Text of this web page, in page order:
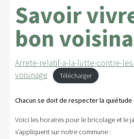
Savoir
bon
Arrete-relatif-a-la-lutte-contre-
voisinage
Télécharger
Chacun se doit de respecter la quiétude
Voici les horaires pour le bricolage et le
s’appliquent sur notre commune :